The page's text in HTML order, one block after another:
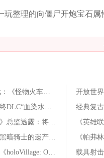
玩整理的向僵尸开炮宝石
4月PS+新增游戏：《怪物火车》《持枪松鼠》等
《原子之心》最终DLC“血染水晶”流程时长超8小时！
《黎明行者之血》总监透露：将为玩家带来前所未有的体验
《乐高蝙蝠侠：黑暗骑士的遗产》将于5月23日上线
慢节奏生活模拟《holoVillage: Our Cozy Days》4月24日发售